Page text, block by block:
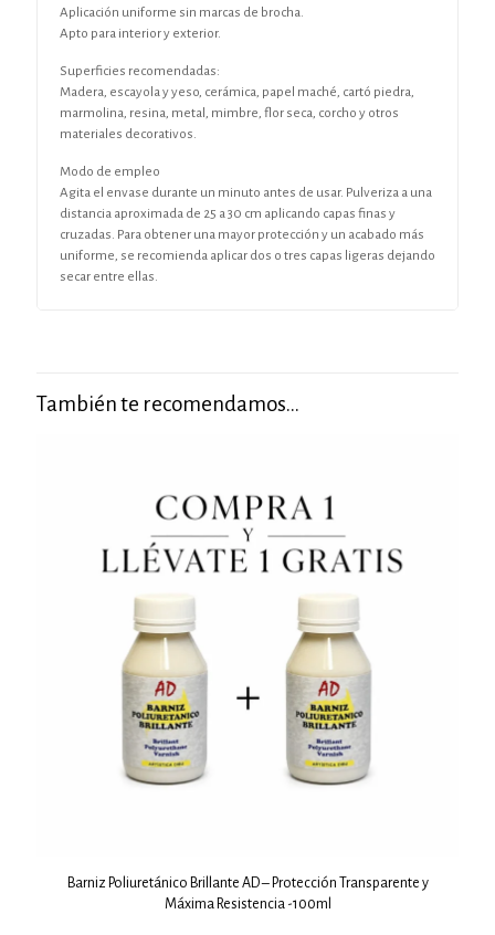
Aplicación uniforme sin marcas de brocha.
Apto para interior y exterior.
Superficies recomendadas:
Madera, escayola y yeso, cerámica, papel maché, cartó piedra,
marmolina, resina, metal, mimbre, flor seca, corcho y otros
materiales decorativos.
Modo de empleo
Agita el envase durante un minuto antes de usar. Pulveriza a una
distancia aproximada de 25 a 30 cm aplicando capas finas y
cruzadas. Para obtener una mayor protección y un acabado más
uniforme, se recomienda aplicar dos o tres capas ligeras dejando
secar entre ellas.
También te recomendamos…
Barniz Poliuretánico Brillante AD – Protección Transparente y
Máxima Resistencia -100ml